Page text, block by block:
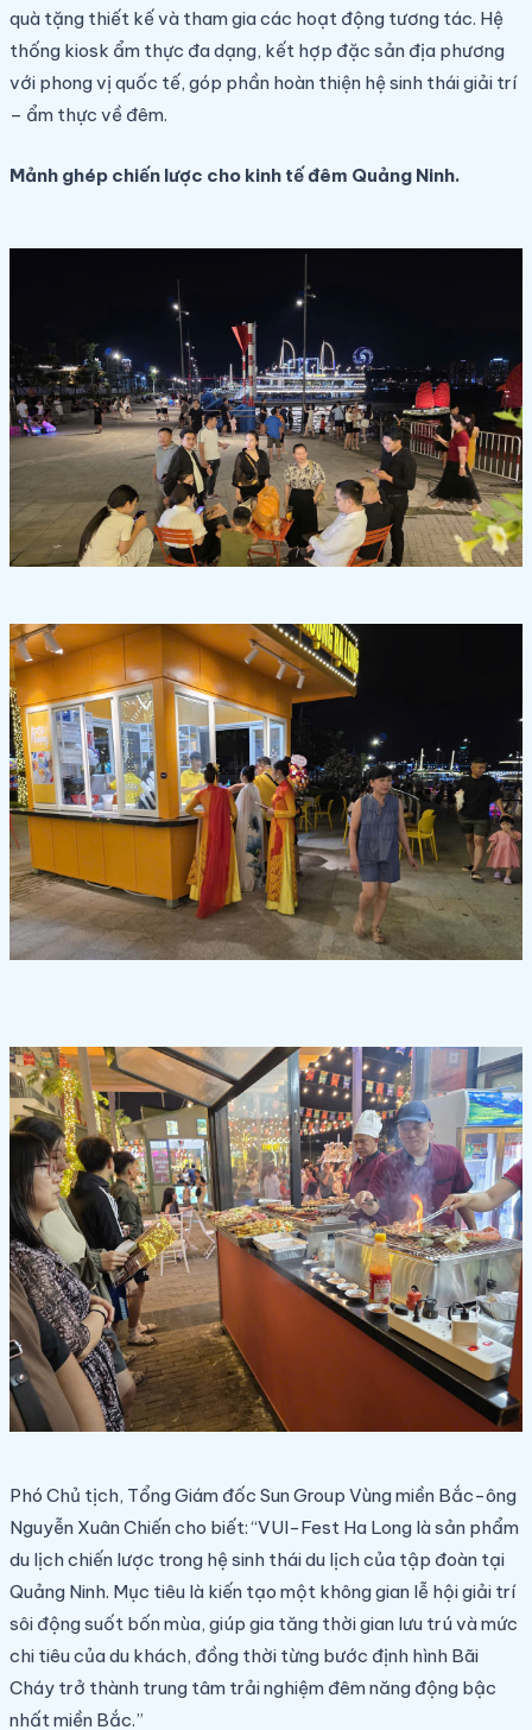
quà tặng thiết kế và tham gia các hoạt động tương tác. Hệ
thống kiosk ẩm thực đa dạng, kết hợp đặc sản địa phương
với phong vị quốc tế, góp phần hoàn thiện hệ sinh thái giải trí
– ẩm thực về đêm.
Mảnh ghép chiến lược cho kinh tế đêm Quảng Ninh.
Phó Chủ tịch, Tổng Giám đốc Sun Group Vùng miền Bắc-ông
Nguyễn Xuân Chiến cho biết: “VUI-Fest Ha Long là sản phẩm
du lịch chiến lược trong hệ sinh thái du lịch của tập đoàn tại
Quảng Ninh. Mục tiêu là kiến tạo một không gian lễ hội giải trí
sôi động suốt bốn mùa, giúp gia tăng thời gian lưu trú và mức
chi tiêu của du khách, đồng thời từng bước định hình Bãi
Cháy trở thành trung tâm trải nghiệm đêm năng động bậc
nhất miền Bắc.”